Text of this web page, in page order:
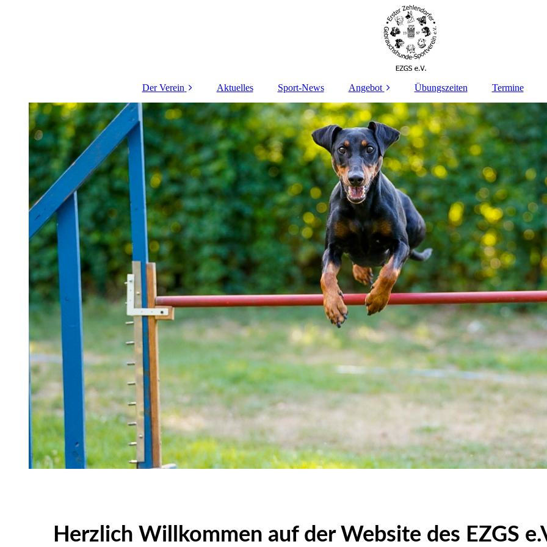
Der Verein
Über uns
Trainingsgelände
Mitgliedschaft
Unsere Mitglieder
Satzung
FAQs
Aktuelles Sport-News Angebot
Welpengruppe/
Welpenspielstunde
Junghundegruppe
Breitensport
Agility
IGP
Rally Obedience
Turnierhundesport
Hoopers
Übungszeiten Termine
Herzlich Willkommen auf der Website des EZGS